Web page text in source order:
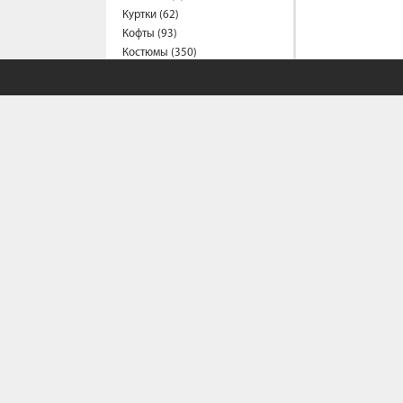
Куртки (62)
Кофты (93)
Костюмы (350)